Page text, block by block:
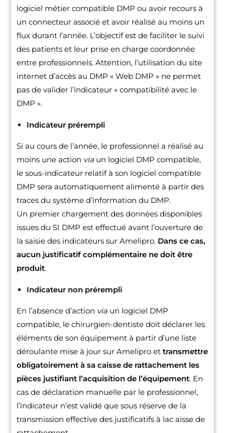
logiciel métier compatible DMP ou avoir recours à
un connecteur associé et avoir réalisé au moins un
flux durant l’année. L’objectif est de faciliter le suivi
des patients et leur prise en charge coordonnée
entre professionnels. Attention, l’utilisation du site
internet d’accès au DMP « Web DMP » ne permet
pas de valider l’indicateur « compatibilité avec le
DMP ».
Indicateur prérempli
Si au cours de l’année, le professionnel a réalisé au
moins une action via un logiciel DMP compatible,
le sous-indicateur relatif à son logiciel compatible
DMP sera automatiquement alimenté à partir des
traces du système d’information du DMP.
Un premier chargement des données disponibles
issues du SI DMP est effectué avant l’ouverture de
la saisie des indicateurs sur Amelipro. Dans ce cas,
aucun justificatif complémentaire ne doit être
produit.
Indicateur non prérempli
En l’absence d’action via un logiciel DMP
compatible, le chirurgien-dentiste doit déclarer les
éléments de son équipement à partir d’une liste
déroulante mise à jour sur Amelipro ettransmettre
obligatoirement à sa caisse de rattachement les
pièces justifiant l’acquisition de l’équipement. En
cas de déclaration manuelle par le professionnel,
l’indicateur n’est validé que sous réserve de la
transmission effective des justificatifs à lac aisse de